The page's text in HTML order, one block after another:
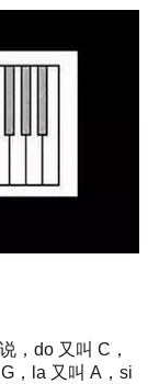
，do 又叫 C，
，la 又叫 A，si